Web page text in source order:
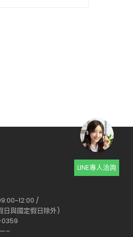
/
日與國定假日除外)
LINE專人洽詢